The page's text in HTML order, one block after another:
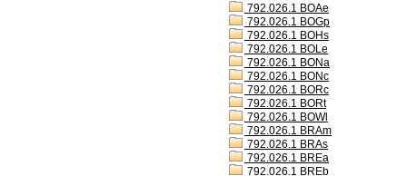
792.026.1 BOAe
792.026.1 BOGp
792.026.1 BOHs
792.026.1 BOLe
792.026.1 BONa
792.026.1 BONc
792.026.1 BORc
792.026.1 BORt
792.026.1 BOWl
792.026.1 BRAm
792.026.1 BRAs
792.026.1 BREa
792.026.1 BREb